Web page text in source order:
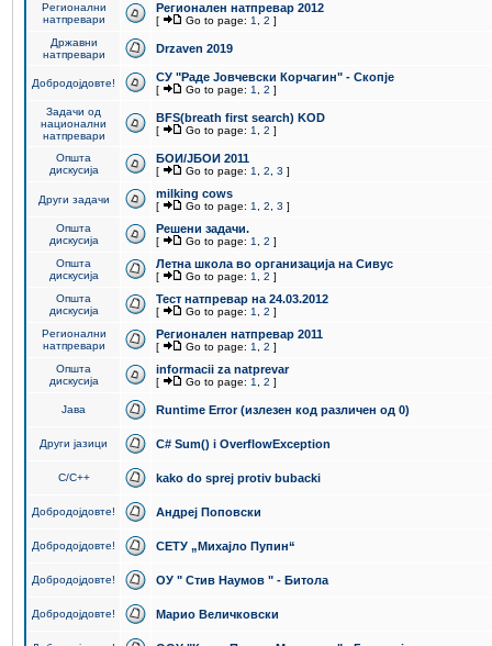
Регионални
натпревари
Регионален натпревар 2012
[ Go to page: 1 2 ]
Државни
натпревари
Drzaven 2019
Добродојдовте! СУ "Раде Јовчевски Корчагин" - Скопје
[ Go to page: 1 2 ]
Задачи од
национални
натпревари
BFS(breath first search) KOD
[ Go to page: 1 2 ]
Општа
дискусија
БОИ/ЈБОИ 2011
[ Go to page: 1 2 3 ]
Други задачи milking cows
[ Go to page: 1 2 3 ]
Општа
дискусија
Решени задачи.
[ Go to page: 1 2 ]
Општа
дискусија
Летна школа во организација на Сивус
[ Go to page: 1 2 ]
Општа
дискусија
Тест натпревар на 24.03.2012
[ Go to page: 1 2 ]
Регионални
натпревари
Регионален натпревар 2011
[ Go to page: 1 2 ]
Општа
дискусија
informacii za natprevar
[ Go to page: 1 2 ]
Јава Runtime Error (излезен код различен од 0)
Други јазици C# Sum() i OverflowException
C/C++ kako do sprej protiv bubacki
Добродојдовте! Андреј Поповски
Добродојдовте! СЕТУ „Михајло Пупин“
Добродојдовте! ОУ " Стив Наумов " - Битола
Добродојдовте! Марио Величковски